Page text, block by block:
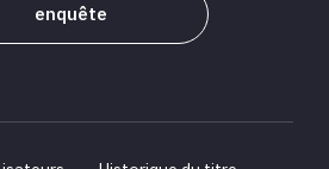
enquête